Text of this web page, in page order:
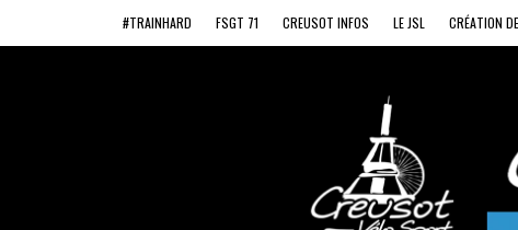
#TRAINHARD FSGT 71 CREUSOT INFOS LE JSL CRÉATION